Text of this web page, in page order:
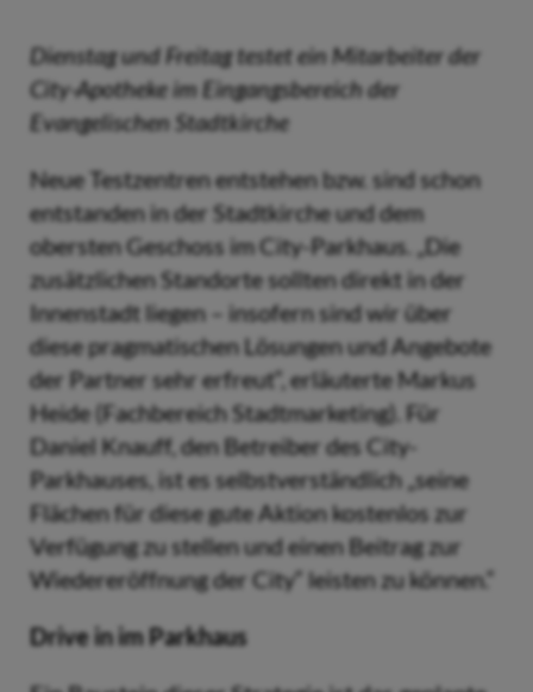
Dienstag und Freitag testet ein Mitarbeiter der
City-Apotheke im Eingangsbereich der
Evangelischen Stadtkirche
Neue Testzentren entstehen bzw. sind schon
entstanden in der Stadtkirche und dem
obersten Geschoss im City-Parkhaus. „Die
zusätzlichen Standorte sollten direkt in der
Innenstadt liegen – insofern sind wir über
diese pragmatischen Lösungen und Angebote
der Partner sehr erfreut“, erläuterte Markus
Heide (Fachbereich Stadtmarketing). Für
Daniel Knauff, den Betreiber des City-
Parkhauses, ist es selbstverständlich „seine
Flächen für diese gute Aktion kostenlos zur
Verfügung zu stellen und einen Beitrag zur
Wiedereröffnung der City“ leisten zu können.“
Drive in im Parkhaus